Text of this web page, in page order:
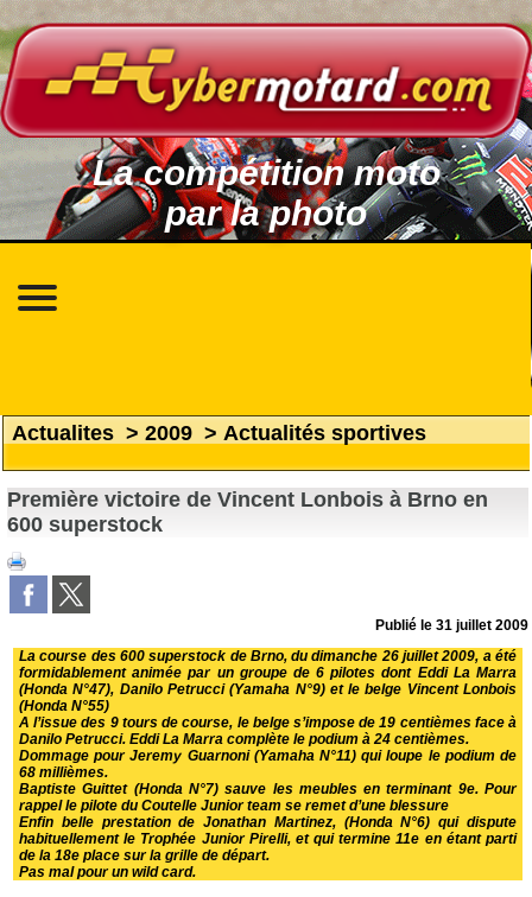
La compétition moto
par la photo
Actualites > 2009 > Actualités sportives
Première victoire de Vincent Lonbois à Brno en
600 superstock
Publié le31 juillet 2009
La course des 600 superstock de Brno, du dimanche 26 juillet 2009, a été
formidablement animée par un groupe de 6 pilotes dont Eddi La Marra
(Honda N°47), Danilo Petrucci (Yamaha N°9) et le belge Vincent Lonbois
(Honda N°55)
A l’issue des 9 tours de course, le belge s’impose de 19 centièmes face à
Danilo Petrucci. Eddi La Marra complète le podium à 24 centièmes.
Dommage pour Jeremy Guarnoni (Yamaha N°11) qui loupe le podium de
68 millièmes.
Baptiste Guittet (Honda N°7) sauve les meubles en terminant 9e. Pour
rappel le pilote du Coutelle Junior team se remet d’une blessure
Enfin belle prestation de Jonathan Martinez, (Honda N°6) qui dispute
habituellement le Trophée Junior Pirelli, et qui termine 11e en étant parti
de la 18e place sur la grille de départ.
Pas mal pour un wild card.